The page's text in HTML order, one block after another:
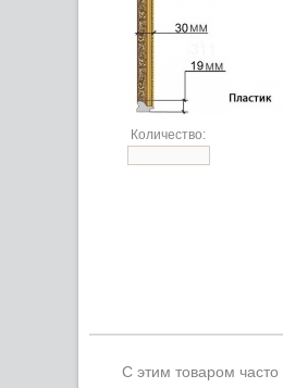
Количество:
С этим товаром часто